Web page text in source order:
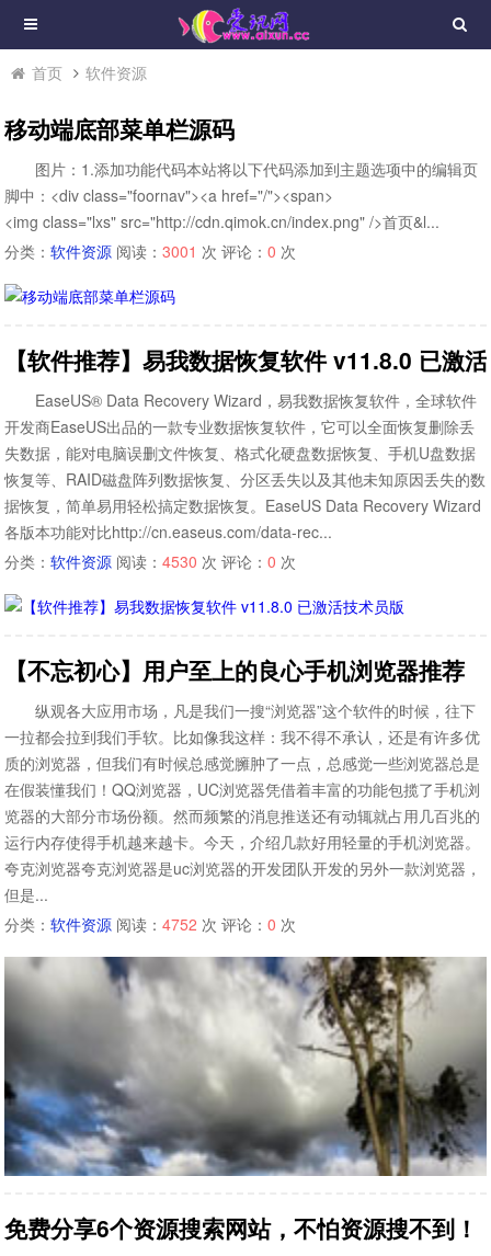
首页 软件资源
移动端底部菜单栏源码
图片：1.添加功能代码本站将以下代码添加到主题选项中的编辑页
脚中：<div class="foornav"><a href="/"><span>
<img class="lxs" src="http://cdn.qimok.cn/index.png" />首页&l...
分类：软件资源 阅读：3001 次 评论：0 次
【软件推荐】易我数据恢复软件 v11.8.0 已激
EaseUS® Data Recovery Wizard，易我数据恢复软件，全球软件
开发商EaseUS出品的一款专业数据恢复软件，它可以全面恢复删除丢
失数据，能对电脑误删文件恢复、格式化硬盘数据恢复、手机U盘数据
恢复等、RAID磁盘阵列数据恢复、分区丢失以及其他未知原因丢失的数
据恢复，简单易用轻松搞定数据恢复。EaseUS Data Recovery Wizard
各版本功能对比http://cn.easeus.com/data-rec...
分类：软件资源 阅读：4530 次 评论：0 次
【不忘初心】用户至上的良心手机浏览器推荐
纵观各大应用市场，凡是我们一搜“浏览器”这个软件的时候，往下
一拉都会拉到我们手软。比如像我这样：我不得不承认，还是有许多优
质的浏览器，但我们有时候总感觉臃肿了一点，总感觉一些浏览器总是
在假装懂我们！QQ浏览器，UC浏览器凭借着丰富的功能包揽了手机浏
览器的大部分市场份额。然而频繁的消息推送还有动辄就占用几百兆的
运行内存使得手机越来越卡。今天，介绍几款好用轻量的手机浏览器。
夸克浏览器夸克浏览器是uc浏览器的开发团队开发的另外一款浏览器，
但是...
分类：软件资源 阅读：4752 次 评论：0 次
免费分享6个资源搜索网站，不怕资源搜不到！